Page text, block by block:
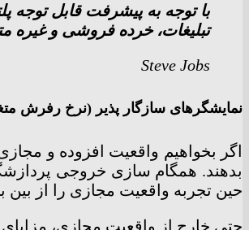
با توجه به پیشرفت قابل توجه
تبلیغات، خرده فروشی و غیره
Steve Jobs
نمایشگرهای سازگار پذیر (نرخ رفرش
اگر بخواهیم واقعیت افزوده و
بدهند. همگام سازی خروجی
حین تجربه واقعیت مجازی را از بین
حتی خارج از واقعیت مجازی،